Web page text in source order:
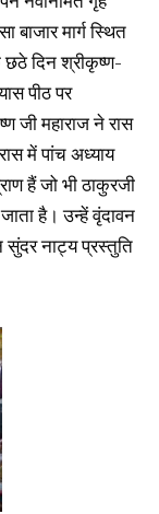
मार्ग स्थित
छठे दिन श्रीकृष्ण-
पीठ पर
जी महाराज ने रास
में पांच अध्याय
हैं जो भी ठाकुरजी
है। उन्हें वृंदावन
सुंदर नाट्य प्रस्तुति